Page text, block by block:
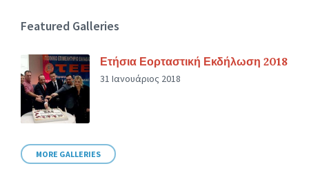
Featured Galleries
Ετήσια Εορταστική Εκδήλωση 2018
31 Ιανουάριος 2018
MORE GALLERIES